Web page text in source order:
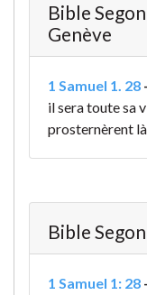
Bible
Genève
1 Samuel 1. 28 -
il sera toute sa
prosternèrent
Bible
1 Samuel 1: 28 -